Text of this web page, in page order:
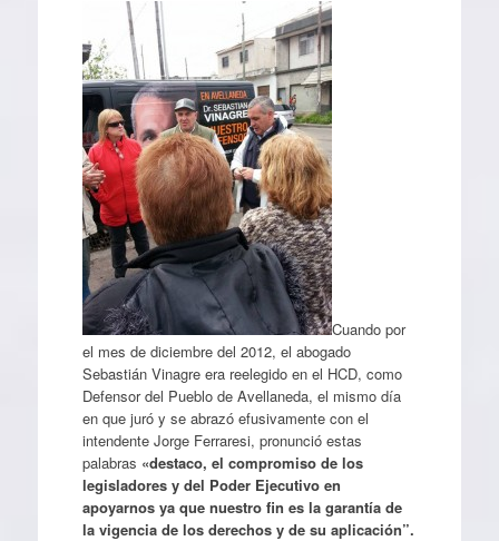
Cuando por
el mes de diciembre del 2012, el abogado
Sebastián Vinagre era reelegido en el HCD, como
Defensor del Pueblo de Avellaneda, el mismo día
en que juró y se abrazó efusivamente con el
intendente Jorge Ferraresi, pronunció estas
palabras «destaco, el compromiso de los
legisladores y del Poder Ejecutivo en
apoyarnos ya que nuestro fin es la garantía de
la vigencia de los derechos y de su aplicación”.